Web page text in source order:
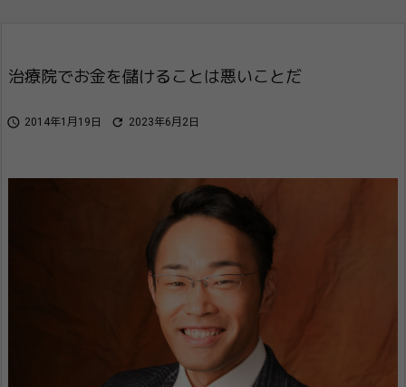
治療院でお金を儲けることは悪いことだ
 2014年1月19日  2023年6月2日